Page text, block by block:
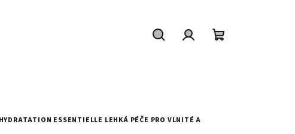
ESSENTIELLE LEHKÁ PÉČE PRO VLNITÉ A